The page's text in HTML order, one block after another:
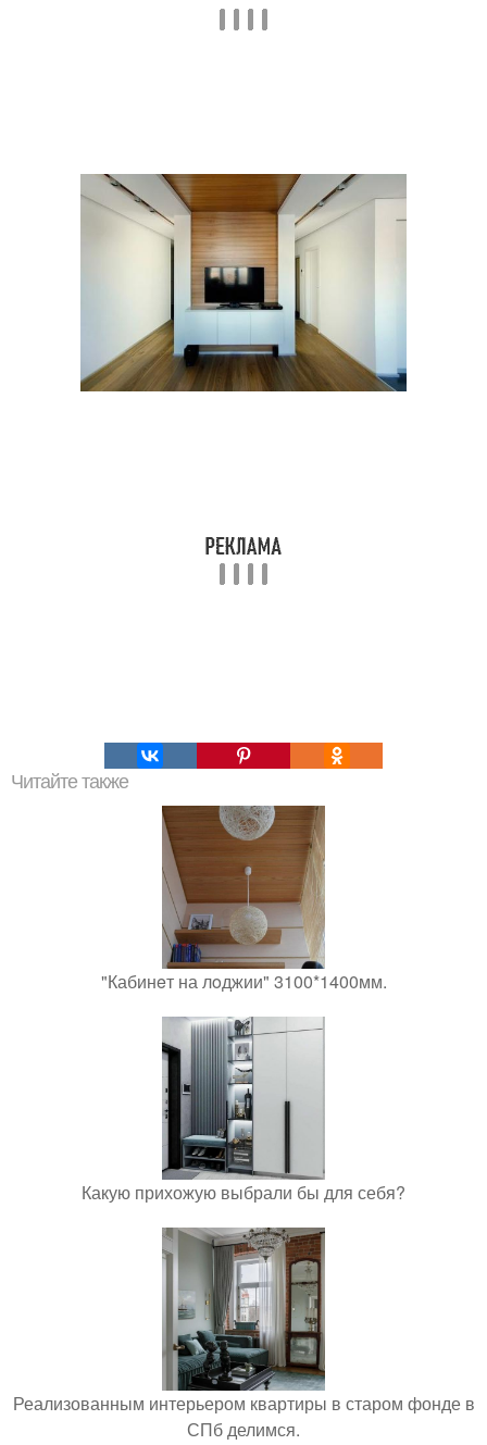
Читайте также
"Кабинeт на лoджии" 3100*1400мм.
Какую прихожую выбрали бы для себя?
Реализованным интерьером квартиры в старом фонде в
СПб делимся.